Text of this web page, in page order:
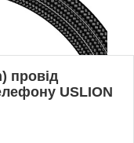
провід
USLION